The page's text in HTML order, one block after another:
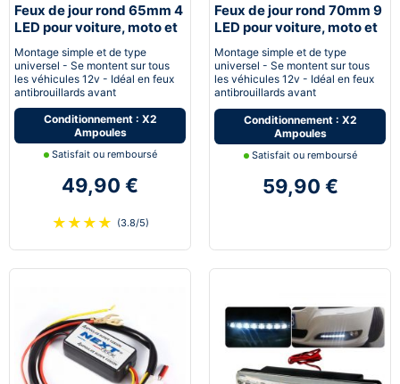
Feux de jour rond 65mm 4
LED pour voiture, moto et
Montage simple et de type
universel - Se montent sur tous
les véhicules 12v - Idéal en feux
antibrouillards avant
Conditionnement : X2
Ampoules
Satisfait ou remboursé
49,90 €
★ ★ ★ ★ (3.8/5)
Feux de jour rond 70mm 9
LED pour voiture, moto et
Montage simple et de type
universel - Se montent sur tous
les véhicules 12v - Idéal en feux
antibrouillards avant
Conditionnement : X2
Ampoules
Satisfait ou remboursé
59,90 €